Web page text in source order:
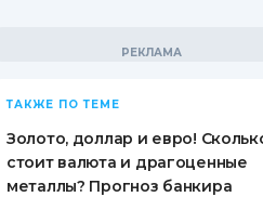
ТАКЖЕ ПО ТЕМЕ
Золото, доллар и евро!
стоит валюта и драгоценные
металлы? Прогноз банкира